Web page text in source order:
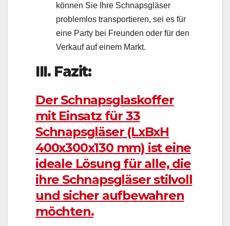
können Sie Ihre Schnapsgläser
problemlos transportieren, sei es für
eine Party bei Freunden oder für den
Verkauf auf einem Markt.
III. Fazit:
Der Schnapsglaskoffer
mit Einsatz für 33
Schnapsgläser (LxBxH
400x300x130 mm) ist eine
ideale Lösung für alle, die
ihre Schnapsgläser stilvoll
und sicher aufbewahren
möchten.